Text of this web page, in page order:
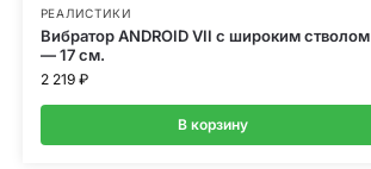
РЕАЛИСТИКИ
Вибратор ANDROID VII с широким стволом
— 17 см.
2 219 ₽
В корзину